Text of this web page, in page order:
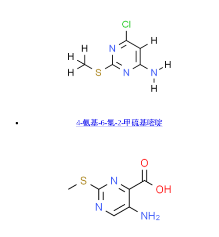
4-氨基-6-氯-2-甲硫基嘧啶